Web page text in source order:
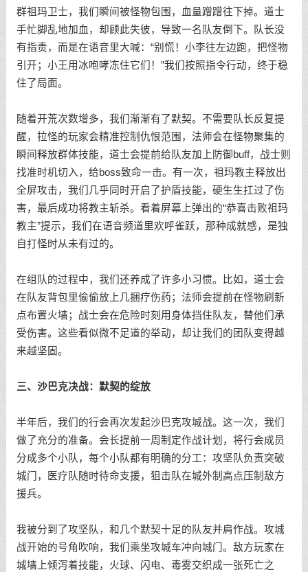
群祖玛卫士，我们瞬间被怪物包围，血量蹭蹭往下掉。道士
手忙脚乱地加血，却顾此失彼，导致一名队友倒下。队长没
有指责，而是在语音里大喊：“别慌！小李往左边跑，把怪物
引开；小王用冰咆哮冻住它们！”我们按照指令行动，终于稳
住了局面。
随着开荒次数增多，我们渐渐有了默契。不需要队长反复提
醒，拉怪的玩家会精准控制仇恨范围，法师会在怪物聚集的
瞬间释放群体技能，道士会提前给队友加上防御buff，战士则
找准时机切入，给boss致命一击。有一次，祖玛教主释放出
全屏攻击，我们几乎同时开启了护盾技能，硬生生扛过了伤
害，最后成功将教主斩杀。看着屏幕上弹出的“恭喜击败祖玛
教主”提示，我们在语音频道里欢呼雀跃，那种成就感，是独
自打怪时从未有过的。
在组队的过程中，我们还养成了许多小习惯。比如，道士会
在队友背包里偷偷放上几捆疗伤药；法师会提前在怪物刷新
点布置火墙；战士会在危险时刻用身体挡住队友，替他们承
受伤害。这些看似微不足道的举动，却让我们的团队变得越
来越坚固。
三、沙巴克决战：默契的绽放
半年后，我们的行会再次发起沙巴克攻城战。这一次，我们
做了充分的准备。会长提前一周制定作战计划，将行会成员
分成多个小队，每个小队都有明确的分工：攻坚队负责突破
城门，医疗队随时待命支援，狙击队在城外制高点压制敌方
援兵。
我被分到了攻坚队，和几个默契十足的队友并肩作战。攻城
战开始的号角吹响，我们乘坐攻城车冲向城门。敌方玩家在
城墙上倾泻着技能，火球、闪电、毒雾交织成一张死亡之